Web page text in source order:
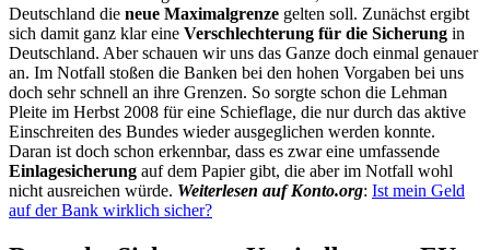
Deutschland die neue Maximalgrenze gelten soll. Zunächst ergibt
sich damit ganz klar eine Verschlechterung für die Sicherung in
Deutschland. Aber schauen wir uns das Ganze doch einmal genauer
an. Im Notfall stoßen die Banken bei den hohen Vorgaben bei uns
doch sehr schnell an ihre Grenzen. So sorgte schon die Lehman
Pleite im Herbst 2008 für eine Schieflage, die nur durch das aktive
Einschreiten des Bundes wieder ausgeglichen werden konnte.
Daran ist doch schon erkennbar, dass es zwar eine umfassende
Einlagesicherung auf dem Papier gibt, die aber im Notfall wohl
nicht ausreichen würde. Weiterlesen auf Konto.org: Ist mein Geld
auf der Bank wirklich sicher?